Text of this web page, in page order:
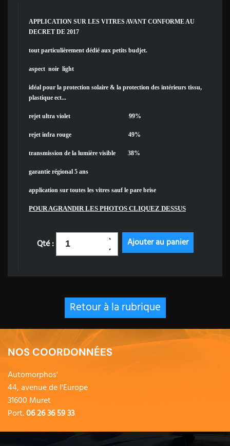
APPLICATION SUR LES VITRES AVANT CONFORME AU
DECRET DE 2017
tout particulièrement dédié aux petits budjet.
aspect noir light
idéal pour la protection solaire & la protection des intérieurs tissu,
plastique ect...
rejet ultra violet 99%
rejet infra rouge 49%
transmission de la lumière visible 38%
garantie régional 5 ans
application sur toutes les vitres sauf le pare brise
POUR AGRANDIR LES PHOTOS CLIQUEZ DESSUS
Qté :
Retour à la rubrique
NOS COORDONNÉES
Automorphos'
44, avenue de l'Europe
31600 Muret
Port.06 26 36 59 33